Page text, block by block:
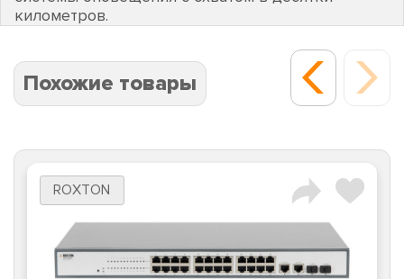
километров.
Похожие товары
ROXTON